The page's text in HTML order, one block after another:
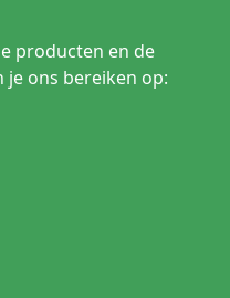
producten en de
ons bereiken op: